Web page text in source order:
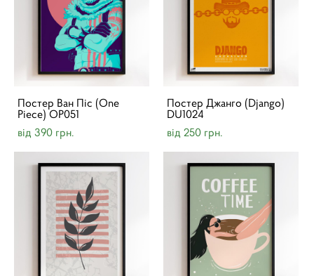
Постер Ван Піс (One
Piece) OP051
від 390 грн.
Постер Джанго (Django)
DU1024
від 250 грн.